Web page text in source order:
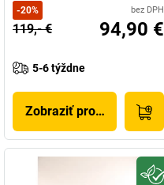
-20% bez DPH
119,- € 94,90 €
5-6 týždne
Zobraziť produkt